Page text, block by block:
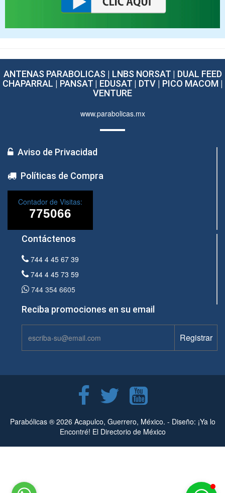
ANTENAS PARABOLICAS | LNBS NORSAT | DUAL FEED
CHAPARRAL | PANSAT | EDUSAT | DTV | PICO MACOM |
VENTURE
www.parabolicas.mx
Aviso de Privacidad
Políticas de Compra
Contador de Visitas:
Contáctenos
744 4 45 67 39
744 4 45 73 59
744 354 6605
Reciba promociones en su email
Parabólicas ® 2026 Acapulco, Guerrero, México. - Diseño: ¡Ya lo
Encontré! El Directorio de México